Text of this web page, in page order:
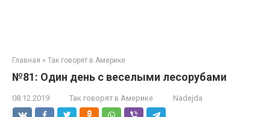
Главная » Так говорят в Америке
№81: Один день с веселыми лесорубами
08.12.2019 Так говорят в Америке Nadejda